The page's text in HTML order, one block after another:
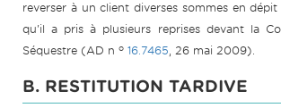
reverser à un client diverses sommes en
qu'il a pris à plusieurs reprises devant la
Séquestre (AD n o 16.7465, 26 mai 2009).
B. RESTITUTION TARDIVE